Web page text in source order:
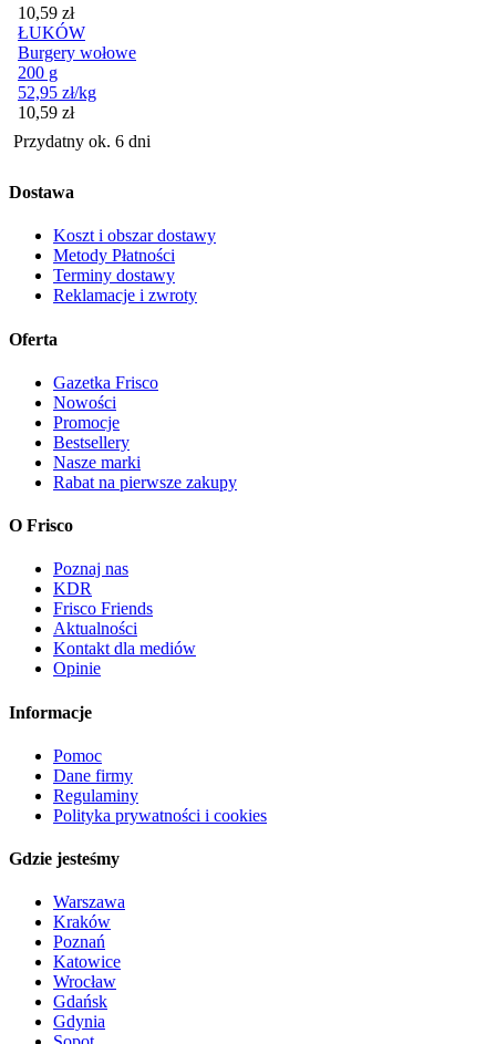
Cena
10,59 zł
ŁUKÓW
Burgery wołowe
200 g
52,95 zł/kg
Cena
10,59 zł
Przydatny ok. 6 dni
Dostawa
Koszt i obszar dostawy
Metody Płatności
Terminy dostawy
Reklamacje i zwroty
Oferta
Gazetka Frisco
Nowości
Promocje
Bestsellery
Nasze marki
Rabat na pierwsze zakupy
O Frisco
Poznaj nas
KDR
Frisco Friends
Aktualności
Kontakt dla mediów
Opinie
Informacje
Pomoc
Dane firmy
Regulaminy
Polityka prywatności i cookies
Gdzie jesteśmy
Warszawa
Kraków
Poznań
Katowice
Wrocław
Gdańsk
Gdynia